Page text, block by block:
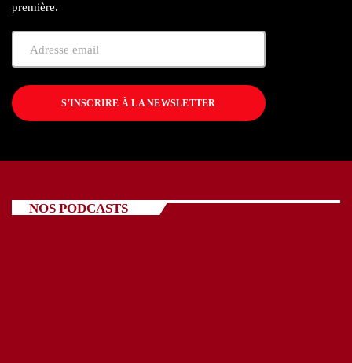
première.
S'INSCRIRE À LA NEWSLETTER
NOS PODCASTS